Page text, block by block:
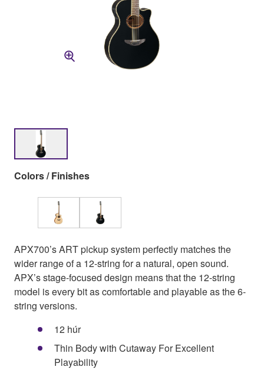
Colors / Finishes
APX700’s ART pickup system perfectly matches the
wider range of a 12-string for a natural, open sound.
APX’s stage-focused design means that the 12-string
model is every bit as comfortable and playable as the 6-
string versions.
12 húr
Thin Body with Cutaway For Excellent
Playability